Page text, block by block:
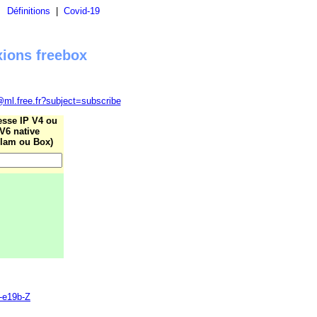
Définitions Covid-19
freebox
IP V4 ou
V6 native
ou Box)
Z